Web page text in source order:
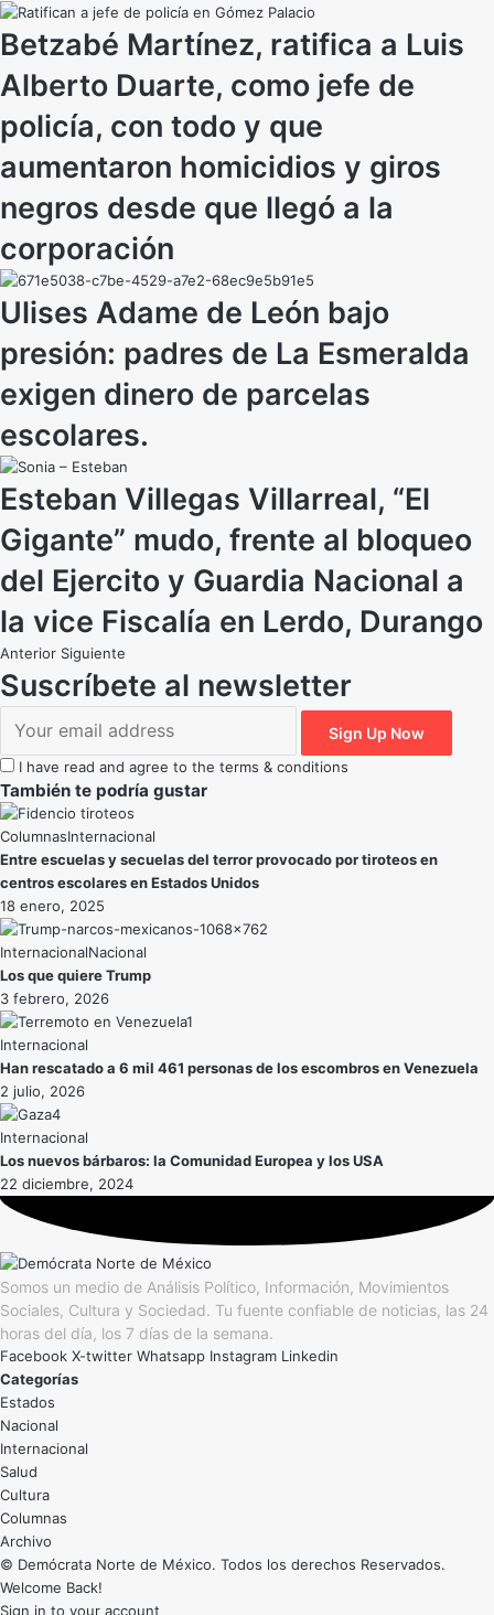
Betzabé Martínez, ratifica a Luis
Alberto Duarte, como jefe de
policía, con todo y que
aumentaron homicidios y giros
negros desde que llegó a la
corporación
Ulises Adame de León bajo
presión: padres de La Esmeralda
exigen dinero de parcelas
escolares.
Esteban Villegas Villarreal, “El
Gigante” mudo, frente al bloqueo
del Ejercito y Guardia Nacional a
la vice Fiscalía en Lerdo, Durango
Anterior Siguiente
Suscríbete al newsletter
I have read and agree to the terms & conditions
También te podría gustar
Internacional
Entre escuelas y secuelas del terror provocado por tiroteos en
centros escolares en Estados Unidos
18 enero, 2025
InternacionalNacional
Los que quiere Trump
3 febrero, 2026
Internacional
Han rescatado a 6 mil 461 personas de los escombros en Venezuela
2 julio, 2026
Internacional
Los nuevos bárbaros: la Comunidad Europea y los USA
22 diciembre, 2024
Somos un medio de Análisis Político, Información, Movimientos
Sociales, Cultura y Sociedad. Tu fuente confiable de noticias, las 24
horas del día, los 7 días de la semana.
Facebook X-twitter Whatsapp Instagram Linkedin
Categorías
Estados
Nacional
Internacional
Salud
Cultura
Archivo
© Demócrata Norte de México. Todos los derechos Reservados.
Welcome Back!
Sign in to your account